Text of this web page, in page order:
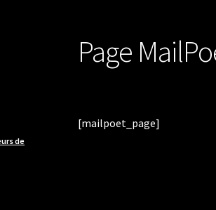
Page
[mailpoet_page]
de